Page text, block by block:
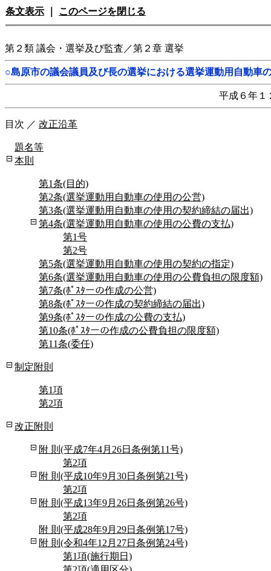
条文表示 このページを閉じる
第２類 議会・選挙及び監査／第２章 選挙
○島原市の議会議員及び長の選挙における選挙運動用自動車
平成６年１
目次 ／ 改正沿革
題名等
本則
第1条(目的)
第2条(選挙運動用自動車の使用の公営)
第3条(選挙運動用自動車の使用の契約締結の届出)
第4条(選挙運動用自動車の使用の公費の支払)
第1号
第2号
第5条(選挙運動用自動車の使用の契約の指定)
第6条(選挙運動用自動車の使用の公費負担の限度額)
第7条(ﾎﾟｽﾀーの作成の公営)
第8条(ﾎﾟｽﾀーの作成の契約締結の届出)
第9条(ﾎﾟｽﾀーの作成の公費の支払)
第10条(ﾎﾟｽﾀーの作成の公費負担の限度額)
第11条(委任)
制定附則
第1項
第2項
改正附則
附 則(平成7年4月26日条例第11号)
第2項
附 則(平成10年9月30日条例第21号)
第2項
附 則(平成13年9月26日条例第26号)
第2項
附 則(平成28年9月29日条例第17号)
附 則(令和4年12月27日条例第24号)
第1項(施行期日)